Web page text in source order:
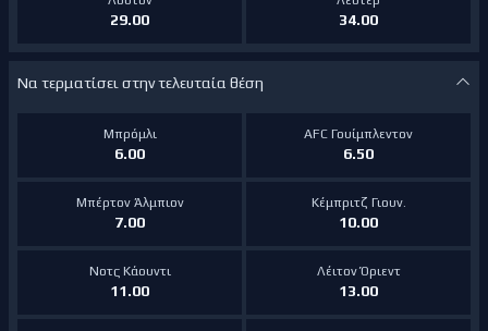
29.00 34.00
Να τερματίσει στην τελευταία θέση
Μπρόμλι
6.00
AFC Γουίμπλεντον
6.50
Μπέρτον Άλμπιον
7.00
Κέμπριτζ Γιουν.
10.00
Νοτς Κάουντι
11.00
Λέιτον Όριεντ
13.00